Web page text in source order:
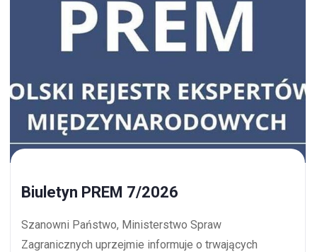
Biuletyn PREM 7/2026
Szanowni Państwo, Ministerstwo Spraw
Zagranicznych uprzejmie informuje o trwających